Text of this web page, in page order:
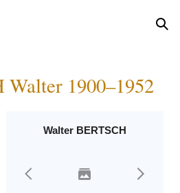
Walter 1900–1952
Walter BERTSCH